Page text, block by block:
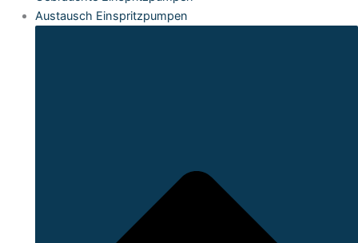
Austausch Einspritzpumpen